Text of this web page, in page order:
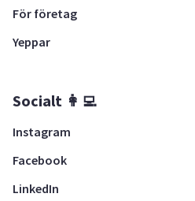
För företag
Yeppar
Socialt 👩‍💻
Instagram
Facebook
LinkedIn